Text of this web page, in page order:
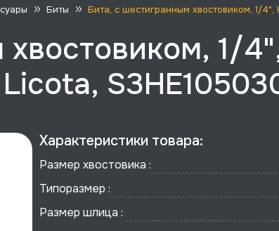
Биты Бита, с шестигранным хвостовиком, 1/
1/
Характеристики товара:
Размер хвостовика :
Типоразмер :
Размер шлица :